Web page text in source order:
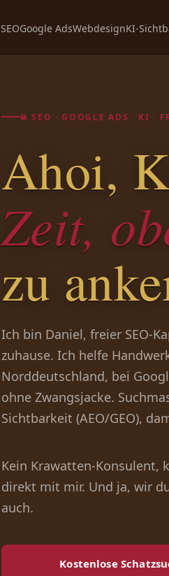
SEOGoogle AdsWebdesignKI-
☠ SEO · GOOGLE ADS · KI ·
Ahoi,
Zeit,
zu
Ich bin Daniel, freier SEO-
zuhause. Ich helfe
Norddeutschland, bei
ohne Zwangsjacke.
Sichtbarkeit (AEO/GEO),
Kein Krawatten-Konsulent,
direkt mit mir. Und ja, wir
auch.
Kostenlose